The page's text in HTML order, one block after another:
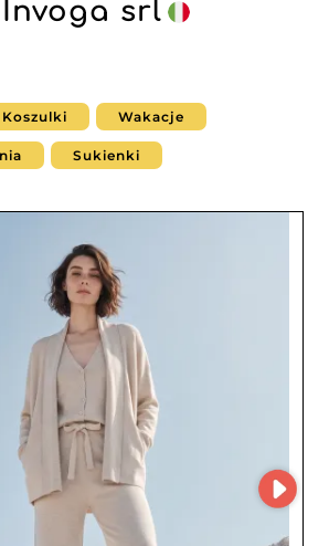
Invoga srl
Koszulki Wakacje
Sukienki